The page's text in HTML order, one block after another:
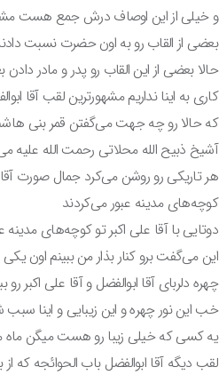
و خیلی از این اوصاف درش جمع هست
بعضی از القاب رو به اون حضرت نسبت
حالا بعضی از این القاب رو پدر و مادر
کاری به اینا نداریم مشهورترین لقب آقا
که حالا رو چه جهت می‌گفتن قمر بنی
آشیخ ذبیح الله محلاتی رحمت الله علیه
هر تاریکی رو روشن می‌کرد جمال صورت
کوچه‌های مدینه عبور می‌کردند
دوتایی با آقا علی اکبر تو کوچه‌های
این می‌گفت برو کنار بذار من ببینم اون
چهره دلربای آقا ابوالفضل و آقا علی اکبر رو
خب این نور چهره و این زیبایی و اینا
یه کسی که خیلی زیبا رو هست میگن ماه
لقب دیگه آقا ابوالفضل باب الحوائجه که